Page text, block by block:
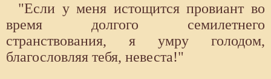
"Если у меня истощится провиант во
время долгого семилетнего
странствования, я умру голодом,
благословляя тебя, невеста!"